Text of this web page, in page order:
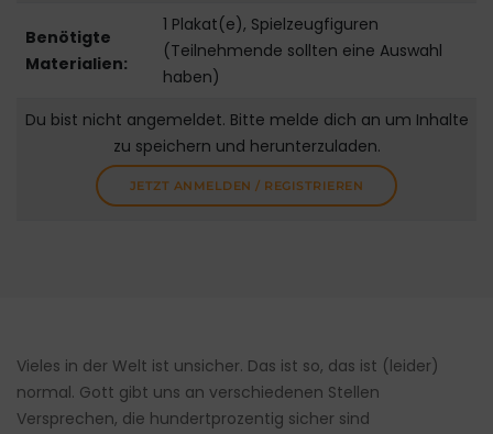
Benötigte
Materialien:
1 Plakat(e), Spielzeugfiguren
(Teilnehmende sollten eine Auswahl
haben)
Du bist nicht angemeldet. Bitte melde dich an um Inhalte
zu speichern und herunterzuladen.
JETZT ANMELDEN / REGISTRIEREN
Vieles in der Welt ist unsicher. Das ist so, das ist (leider)
normal. Gott gibt uns an verschiedenen Stellen
Versprechen, die hundertprozentig sicher sind